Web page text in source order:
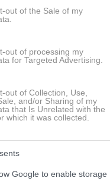
out of the Sale of my
out of processing my
for Targeted Advertising.
out of Collection, Use,
and/or Sharing of my
that Is Unrelated with the
which it was collected.
Google to enable storage
kako je kava
lahko naredi razliko.
zrna običajno
spojin, ki lahko dražijo
izkušnjo priporočajo
, ki jo zmeljete tik pred
okus brez